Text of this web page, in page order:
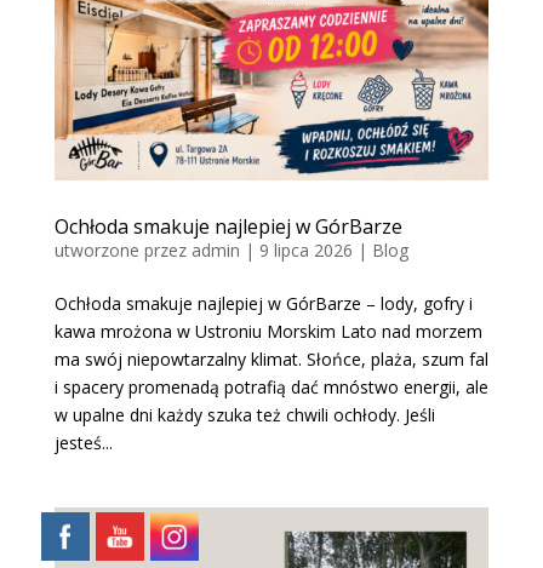
Ochłoda smakuje najlepiej w GórBarze
utworzone przez admin | 9 lipca 2026 | Blog
Ochłoda smakuje najlepiej w GórBarze – lody, gofry i
kawa mrożona w Ustroniu Morskim Lato nad morzem
ma swój niepowtarzalny klimat. Słońce, plaża, szum fal
i spacery promenadą potrafią dać mnóstwo energii, ale
w upalne dni każdy szuka też chwili ochłody. Jeśli
jesteś...